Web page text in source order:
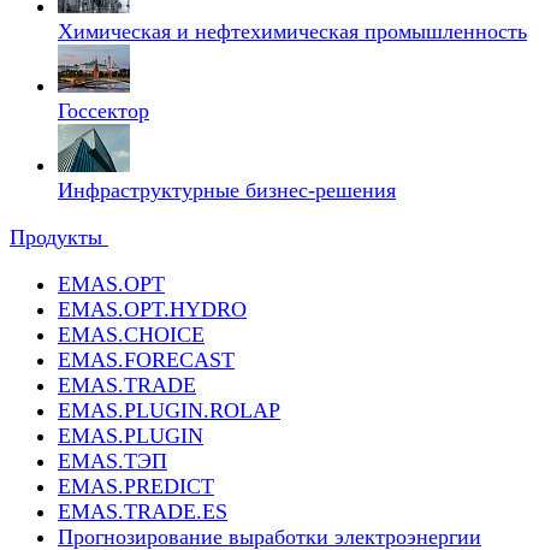
Химическая и нефтехимическая промышленность
Госсектор
Инфраструктурные бизнес-решения
Продукты
EMAS.OPT
EMAS.OPT.HYDRO
EMAS.CHOICE
EMAS.FORECAST
EMAS.TRADE
EMAS.PLUGIN.ROLAP
EMAS.PLUGIN
EMAS.ТЭП
EMAS.PREDICT
EMAS.TRADE.ES
Прогнозирование выработки электроэнергии